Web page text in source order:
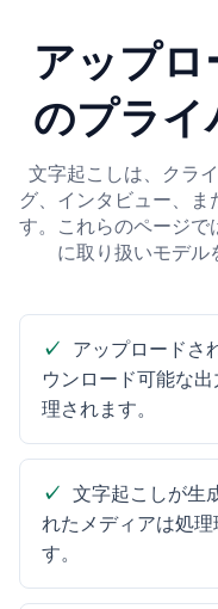
アップ
のプライ
文字起こしは、クラ
グ、インタビュー、ま
す。これらのページ
に取り扱いモデル
アップロードさ
ウンロード可能な
理されます。
文字起こしが生
れたメディアは処
す。